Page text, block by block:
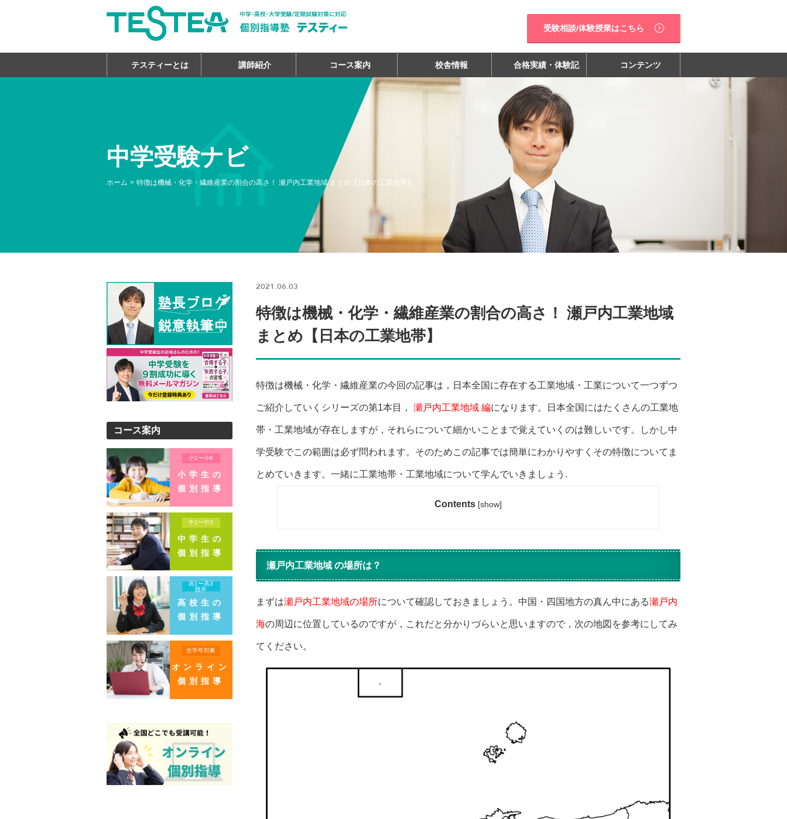
受験相談/体験授業はこちら
テスティーとは 講師紹介 コース案内 校舎情報 合格実績・体験記 コンテンツ
中学受験ナビ
ホーム 特徴は機械・化学・繊維産業の割合の高さ！ 瀬戸内工業地域 まとめ【日本の工業地帯】
コース案内
小1〜小6
小学生の
個別指導
中1〜中3
中学生の
個別指導
高1〜高3
既卒
高校生の
個別指導
全学年対象
オンライン
個別指導
2021.06.03
特徴は機械・化学・繊維産業の割合の高さ！ 瀬戸内工業地域
まとめ【日本の工業地帯】
特徴は機械・化学・繊維産業の今回の記事は，日本全国に存在する工業地域・工業について一つずつ
ご紹介していくシリーズの第1本目， 瀬戸内工業地域 編になります。日本全国にはたくさんの工業地
帯・工業地域が存在しますが，それらについて細かいことまで覚えていくのは難しいです。しかし中
学受験でこの範囲は必ず問われます。そのためこの記事では簡単にわかりやすくその特徴についてま
とめていきます。一緒に工業地帯・工業地域について学んでいきましょう.
Contents [show]
瀬戸内工業地域 の場所は？
まずは瀬戸内工業地域の場所について確認しておきましょう。中国・四国地方の真ん中にある瀬戸内
海の周辺に位置しているのですが，これだと分かりづらいと思いますので，次の地図を参考にしてみ
てください。